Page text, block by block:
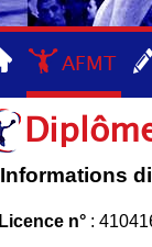
AFMT
Informations
Licence n° :